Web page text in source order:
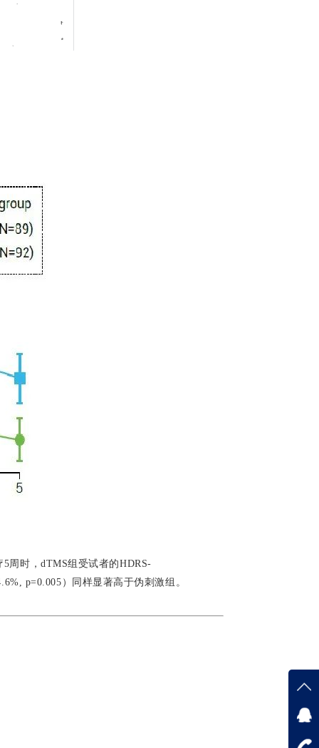
5周时，dTMS组受试者的HDRS-
p=0.005）同样显著高于伪刺激组。
在线
在